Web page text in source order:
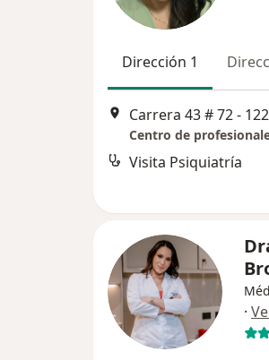
Dirección 1
Carrera 43 # 72 -
Centro de
Visita Psiquiatría
·